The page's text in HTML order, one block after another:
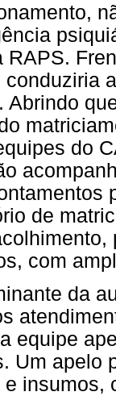
RAPS.
conduziria
Abrindo
do
de
com
da
equipe
Um apelo
insumos,